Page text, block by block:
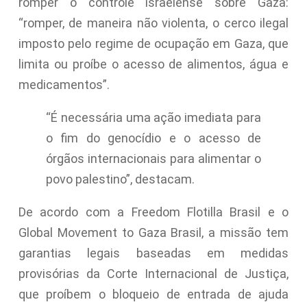
“romper, de maneira não violenta, o cerco ilegal
imposto pelo regime de ocupação em Gaza, que
limita ou proíbe o acesso de alimentos, água e
medicamentos”.
“É necessária uma ação imediata para
o fim do genocídio e o acesso de
órgãos internacionais para alimentar o
povo palestino”, destacam.
De acordo com a Freedom Flotilla Brasil e o
Global Movement to Gaza Brasil, a missão tem
garantias legais baseadas em medidas
provisórias da Corte Internacional de Justiça,
que proíbem o bloqueio de entrada de ajuda